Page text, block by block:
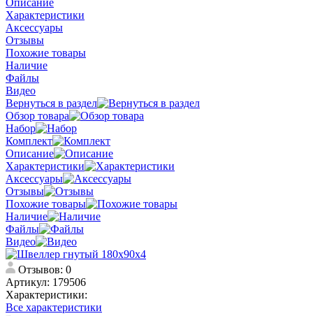
Характеристики
Аксессуары
Отзывы
Похожие товары
Наличие
Файлы
Видео
Вернуться в раздел
Обзор товара
Набор
Комплект
Описание
Характеристики
Аксессуары
Отзывы
Похожие товары
Наличие
Файлы
Видео
Отзывов: 0
Артикул: 179506
Характеристики:
Все характеристики